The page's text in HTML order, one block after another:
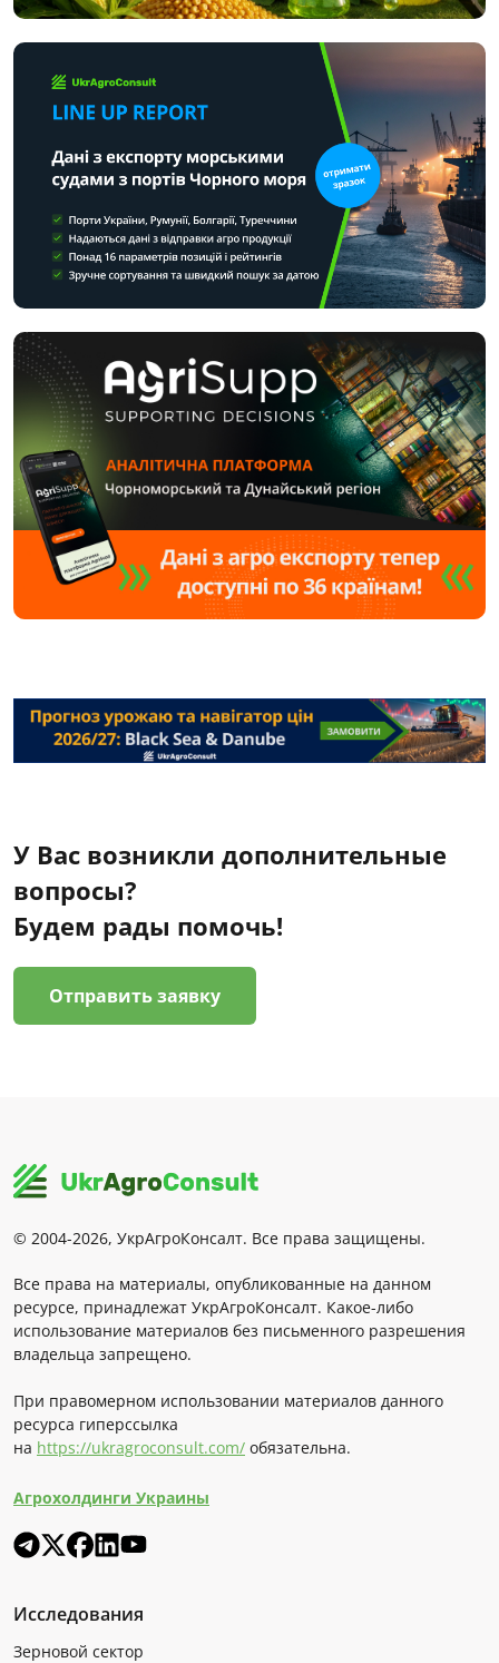
У Вас возникли дополнительные
вопросы?
Будем рады помочь!
Отправить заявку
© 2004-2026, УкрАгроКонсалт. Все права защищены.
Все права на материалы, опубликованные на данном
ресурсе, принадлежат УкрАгроКонсалт. Какое-либо
использование материалов без письменного разрешения
владельца запрещено.
При правомерном использовании материалов данного
ресурса гиперссылка
на https://ukragroconsult.com/ обязательна.
Агрохолдинги Украины
Исследования
Зерновой сектор